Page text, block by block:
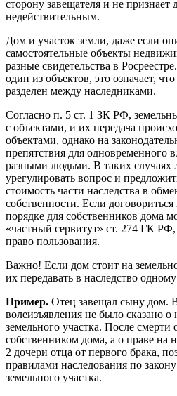
сторону завещателя и не признает
недействительным.
Дом и участок земли, даже если
самостоятельные объекты
разные свидетельства в
один из объектов, это означает,
разделен между наследниками.
Согласно п. 5 ст. 1 ЗК РФ,
с объектами, и их передача
объектами, однако на
препятствия для одновременного
разными людьми. В таких случаях
урегулировать вопрос и
стоимость части наследства в
собственности. Если
порядке для собственников дома
«частный сервитут» ст. 274 ГК РФ,
право пользования.
Важно! Если дом стоит на
их передавать в наследство
Пример. Отец завещал сыну дом.
волеизъявления не было сказано
земельного участка. После смерти
собственником дома, а о праве на
2 дочери отца от первого брака,
правилами наследования по
земельного участка.